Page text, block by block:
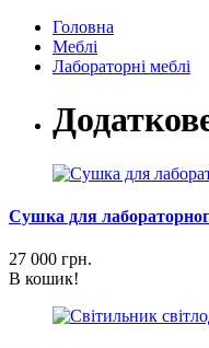
Головна
Меблі
Лабораторні меблі
Сушка для
27 000 грн.
В кошик!